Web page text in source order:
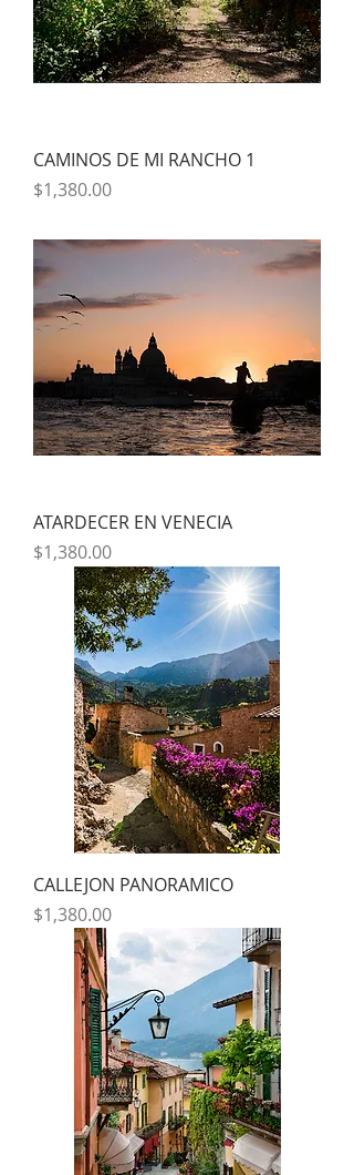
CAMINOS DE MI RANCHO 1
Precio
$1,380.00
ATARDECER EN VENECIA
Precio
$1,380.00
CALLEJON PANORAMICO
Precio
$1,380.00